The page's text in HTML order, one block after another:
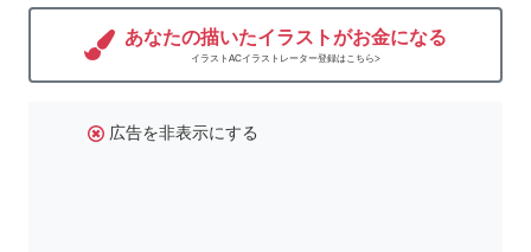
あなたの描いたイラストがお金になる
イラストACイラストレーター登録はこちら>
広告を非表示にする